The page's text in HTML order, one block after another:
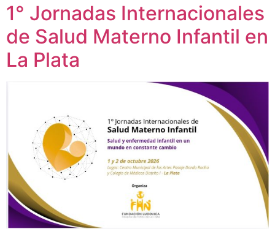
1° Jornadas Internacionales
de Salud Materno Infantil en
La Plata